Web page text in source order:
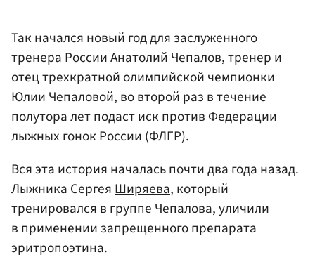
Так начался новый год для заслуженного
тренера России Анатолий Чепалов, тренер и
отец трехкратной олимпийской чемпионки
Юлии Чепаловой, во второй раз в течение
полутора лет подаст иск против Федерации
лыжных гонок России (ФЛГР).
Вся эта история началась почти два года назад.
Лыжника СергеяШиряева, который
тренировался в группе Чепалова, уличили
в применении запрещенного препарата
эритропоэтина.